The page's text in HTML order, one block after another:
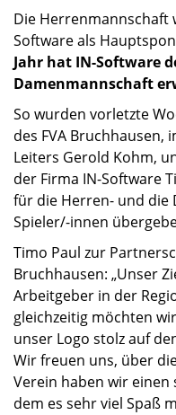
Die Herrenmannschaft
Software als
Jahr hat IN-Software
Damenmannschaft
So wurden vorletzte
des FVA Bruchhausen,
Leiters Gerold Kohm,
der Firma IN-Software
für die Herren- und die
Spieler/-innen
Timo Paul zur
Bruchhausen: „Unser
Arbeitgeber in der
gleichzeitig möchten
unser Logo stolz auf
Wir freuen uns, über
Verein haben wir
dem es sehr viel Spaß